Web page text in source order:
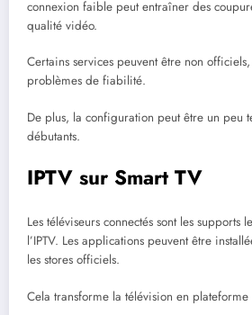
connexion faible peut entraîner des
qualité vidéo.
Certains services peuvent être non
problèmes de fiabilité.
De plus, la configuration peut être un peu
débutants.
IPTV sur Smart TV
Les téléviseurs connectés sont les supports
l’IPTV. Les applications peuvent être
les stores officiels.
Cela transforme la télévision en